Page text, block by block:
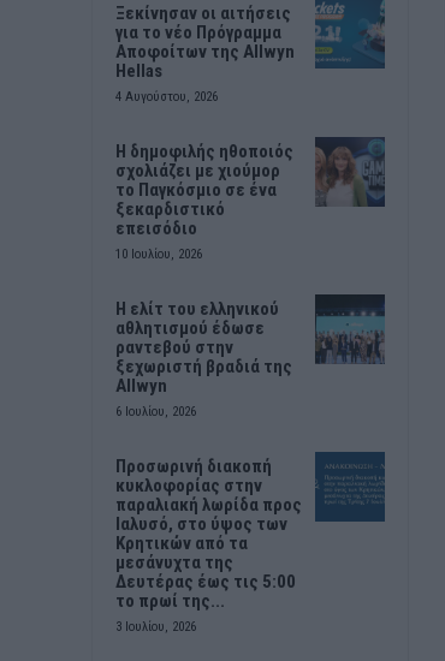
Ξεκίνησαν οι αιτήσεις
για το νέο Πρόγραμμα
Αποφοίτων της Allwyn
Hellas
4 Αυγούστου, 2026
Η δημοφιλής ηθοποιός
σχολιάζει με χιούμορ
το Παγκόσμιο σε ένα
ξεκαρδιστικό
επεισόδιο
10 Ιουλίου, 2026
Η ελίτ του ελληνικού
αθλητισμού έδωσε
ραντεβού στην
ξεχωριστή βραδιά της
Allwyn
6 Ιουλίου, 2026
Προσωρινή διακοπή
κυκλοφορίας στην
παραλιακή λωρίδα προς
Ιαλυσό, στο ύψος των
Κρητικών από τα
μεσάνυχτα της
Δευτέρας έως τις 5:00
το πρωί της...
3 Ιουλίου, 2026